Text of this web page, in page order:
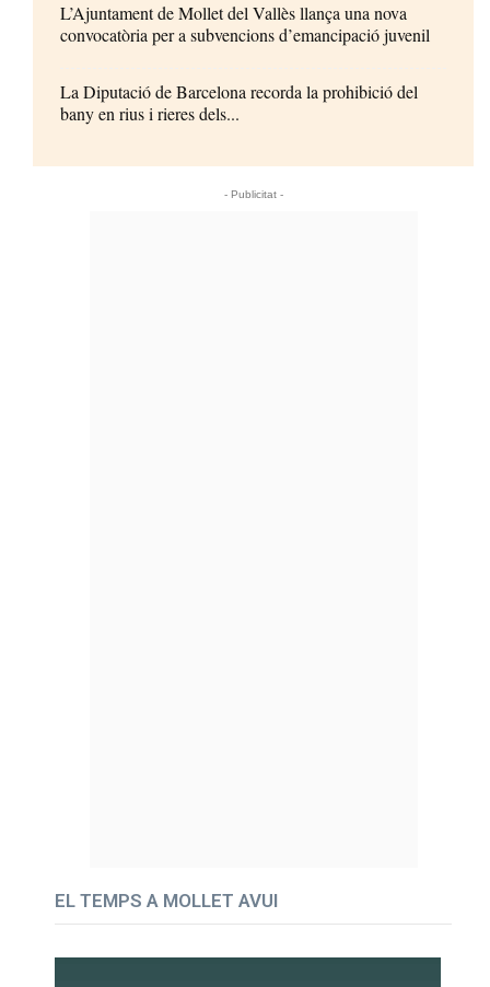
L’Ajuntament de Mollet del Vallès llança una nova
convocatòria per a subvencions d’emancipació juvenil
La Diputació de Barcelona recorda la prohibició del
bany en rius i rieres dels...
- Publicitat -
EL TEMPS A MOLLET AVUI